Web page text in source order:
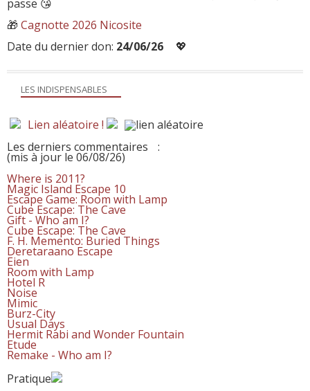
LES INDISPENSABLES
Lien aléatoire !
Les derniers commentaires
:
(mis à jour le 06/08/26)
Where is 2011?
Magic Island Escape 10
Escape Game: Room with Lamp
Cube Escape: The Cave
Gift - Who am I?
Cube Escape: The Cave
F. H. Memento: Buried Things
Deretaraano Escape
Eien
Room with Lamp
Hotel R
Noise
Mimic
Burz-City
Usual Days
Hermit Rabi and Wonder Fountain
Etude
Remake - Who am I?
Pratique
passe 😘
🎁 Cagnotte 2026 Nicosite
Date du dernier don: 24/06/26 💖